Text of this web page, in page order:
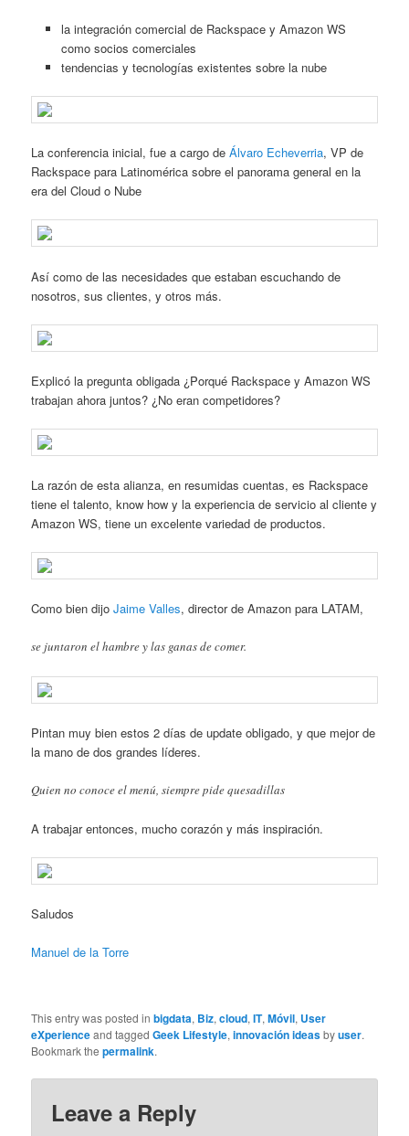
la integración comercial de Rackspace y Amazon WS
como socios comerciales
tendencias y tecnologías existentes sobre la nube
La conferencia inicial, fue a cargo deÁlvaro Echeverria, VP de
Rackspace para Latinomérica sobre el panorama general en la
era del Cloud o Nube
Así como de las necesidades que estaban escuchando de
nosotros, sus clientes, y otros más.
Explicó la pregunta obligada ¿Porqué Rackspace y Amazon WS
trabajan ahora juntos? ¿No eran competidores?
La razón de esta alianza, en resumidas cuentas, es Rackspace
tiene el talento, know how y la experiencia de servicio al cliente y
Amazon WS, tiene un excelente variedad de productos.
Como bien dijoJaime Valles, director de Amazon para LATAM,
se juntaron el hambre y las ganas de comer.
Pintan muy bien estos 2 días de update obligado, y que mejor de
la mano de dos grandes líderes.
Quien no conoce el menú, siempre pide quesadillas
A trabajar entonces, mucho corazón y más inspiración.
Saludos
Manuel de la Torre
This entry was posted inbigdata, Biz,cloud,IT,Móvil, User
eXperienceand taggedGeek Lifestyle,innovación ideasbyuser.
Bookmark thepermalink.
Leave a Reply